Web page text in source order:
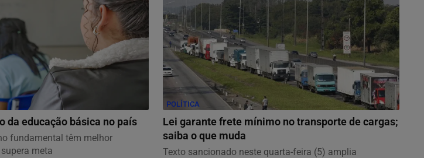
da educação básica no país
fundamental têm melhor
meta
POLÍTICA
Lei garante frete mínimo no transporte de cargas;
saiba o que muda
Texto sancionado neste quarta-feira (5) amplia